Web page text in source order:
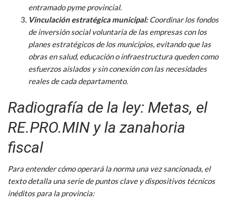
entramado pyme provincial.
Vinculación estratégica municipal:Coordinar los fondos
de inversión social voluntaria de las empresas con los
planes estratégicos de los municipios, evitando que las
obras en salud, educación o infraestructura queden como
esfuerzos aislados y sin conexión con las necesidades
reales de cada departamento.
Radiografía de la ley: Metas, el
RE.PRO.MIN y la zanahoria
fiscal
Para entender cómo operará la norma una vez sancionada, el
texto detalla una serie de puntos clave y dispositivos técnicos
inéditos para la provincia: